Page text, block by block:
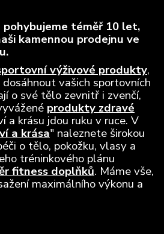
pohybujeme téměř 10 let,
kamennou prodejnu ve
výživové produkty,
vašich sportovních
o své tělo zevnitř i zvenčí,
produkty zdravé
a krásu jdou ruku v ruce. V
a krása" naleznete širokou
o tělo, pokožku, vlasy a
tréninkového plánu
fitness doplňků. Máme vše,
maximálního výkonu a